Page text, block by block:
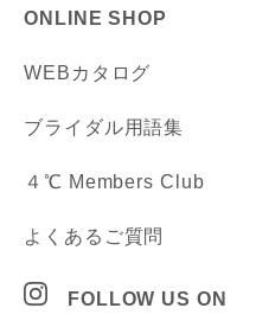
ONLINE SHOP
WEBカタログ
ブライダル用語集
４℃ Members Club
よくあるご質問
FOLLOW US ON